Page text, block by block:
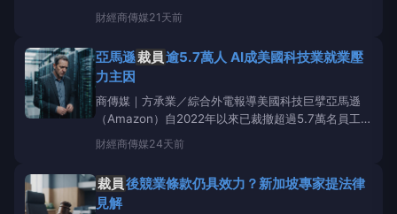
與法律爭議。該公司不僅面臨前員工提告，指控其
員
過程使用AI輔助評估工具涉嫌歧視，更在推出僅四
《YahooFinance》報導，
財經商傳媒21天前
亞馬遜裁員逾5.7萬人 AI成美國科技業就業壓
力主因
商傳媒｜方承業／綜合外電報導美國科技巨擘亞馬遜
（Amazon）自2022年以來已裁撤超過5.7萬名員工，
相當於其企業員工總數的16%，使其成為大型科技公司
中
裁員 幅度最積極的業者之一。此舉加劇了美國科技
萬個職位，創下自202
財經商傳媒24天前
裁員後競業條款仍具效力？新加坡專家提法律
見解